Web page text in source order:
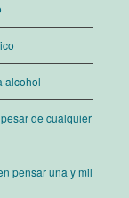
alcohol
de cualquier
pensar una y mil